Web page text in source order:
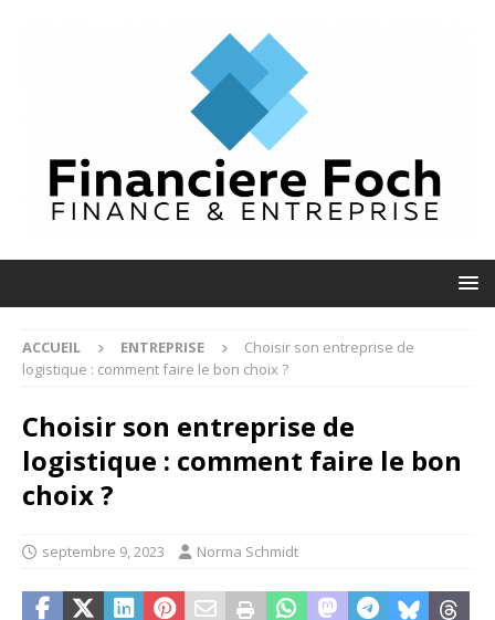
ACCUEIL ENTREPRISE
Choisir son entreprise de
logistique : comment faire le bon choix ?
Choisir son entreprise de
logistique : comment faire le bon
choix ?
septembre 9, 2023 Norma Schmidt